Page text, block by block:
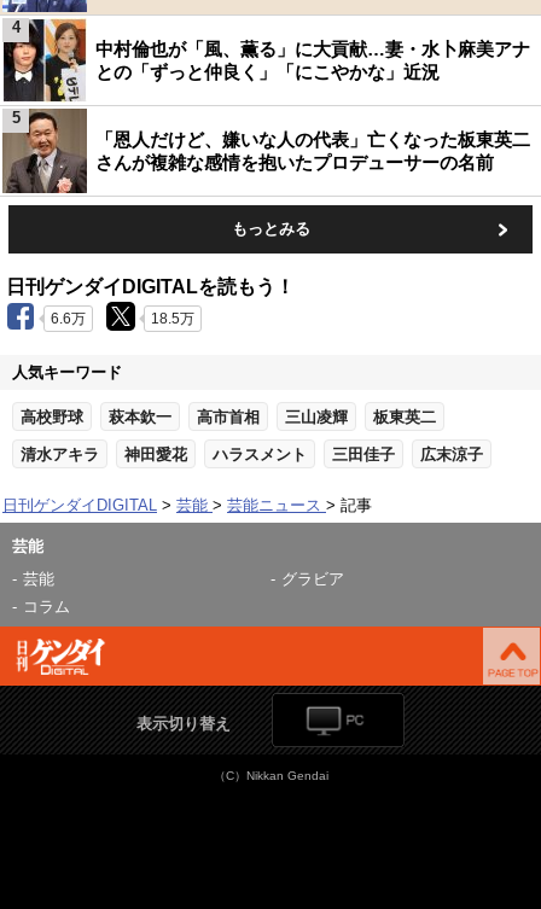
中村倫也が「風、薫る」に大貢献…妻・水卜麻美アナ
との「ずっと仲良く」「にこやかな」近況
4
「恩人だけど、嫌いな人の代表」亡くなった板東英二
さんが複雑な感情を抱いたプロデューサーの名前
5
もっとみる
日刊ゲンダイDIGITALを読もう！
6.6万 18.5万
人気キーワード
高校野球 萩本欽一 高市首相 三山凌輝 板東英二
清水アキラ 神田愛花 ハラスメント 三田佳子 広末涼子
日刊ゲンダイDIGITAL 芸能 芸能ニュース 記事
芸能
芸能
グラビア
コラム
表示切り替え
（C）Nikkan Gendai